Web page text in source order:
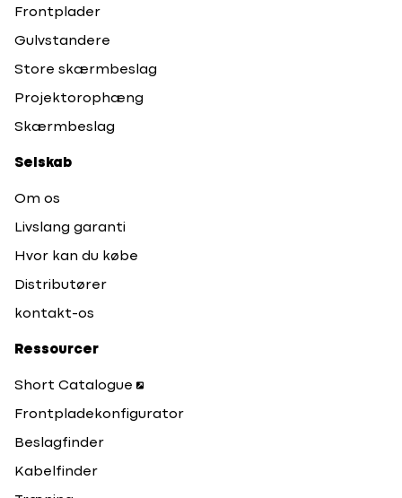
Frontplader
Gulvstandere
Store skærmbeslag
Projektorophæng
Skærmbeslag
Selskab
Om os
Livslang garanti
Hvor kan du købe
Distributører
kontakt-os
Ressourcer
Short Catalogue
Frontpladekonfigurator
Beslagfinder
Kabelfinder